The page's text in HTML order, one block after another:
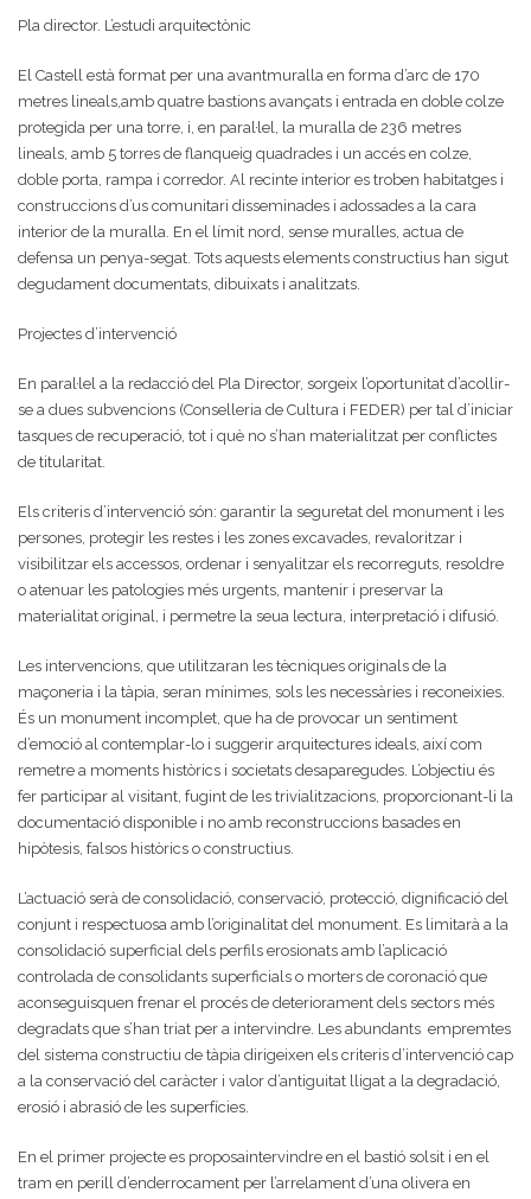
Pla director. L’estudi arquitectònic
El Castell està format per una avantmuralla en forma d’arc de 170
metres lineals,amb quatre bastions avançats i entrada en doble colze
protegida per una torre, i, en paral·lel, la muralla de 236 metres
lineals, amb 5 torres de flanqueig quadrades i un accés en colze,
doble porta, rampa i corredor. Al recinte interior es troben habitatges i
construccions d’us comunitari disseminades i adossades a la cara
interior de la muralla. En el límit nord, sense muralles, actua de
defensa un penya-segat. Tots aquests elements constructius han sigut
degudament documentats, dibuixats i analitzats.
Projectes d’intervenció
En paral·lel a la redacció del Pla Director, sorgeix l’oportunitat d’acollir-
se a dues subvencions (Conselleria de Cultura i FEDER) per tal d’iniciar
tasques de recuperació, tot i què no s’han materialitzat per conflictes
de titularitat.
Els criteris d’intervenció són: garantir la seguretat del monument i les
persones, protegir les restes i les zones excavades, revaloritzar i
visibilitzar els accessos, ordenar i senyalitzar els recorreguts, resoldre
o atenuar les patologies més urgents, mantenir i preservar la
materialitat original, i permetre la seua lectura, interpretació i difusió.
Les intervencions, que utilitzaran les tècniques originals de la
maçoneria i la tàpia, seran mínimes, sols les necessàries i reconeixies.
És un monument incomplet, que ha de provocar un sentiment
d’emoció al contemplar-lo i suggerir arquitectures ideals, així com
remetre a moments històrics i societats desaparegudes. L’objectiu és
fer participar al visitant, fugint de les trivialitzacions, proporcionant-li la
documentació disponible i no amb reconstruccions basades en
hipòtesis, falsos històrics o constructius.
L’actuació serà de consolidació, conservació, protecció, dignificació del
conjunt i respectuosa amb l’originalitat del monument. Es limitarà a la
consolidació superficial dels perfils erosionats amb l’aplicació
controlada de consolidants superficials o morters de coronació que
aconseguisquen frenar el procés de deteriorament dels sectors més
degradats que s’han triat per a intervindre. Les abundants empremtes
del sistema constructiu de tàpia dirigeixen els criteris d’intervenció cap
a la conservació del caràcter i valor d’antiguitat lligat a la degradació,
erosió i abrasió de les superfícies.
En el primer projecte es proposaintervindre en el bastió solsit i en el
tram en perill d’enderrocament per l’arrelament d’una olivera en